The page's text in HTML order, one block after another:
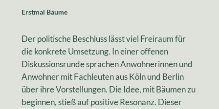
Erstmal Bäume
Der politische Beschluss lässt viel Freiraum für
die konkrete Umsetzung. In einer offenen
Diskussionsrunde sprachen Anwohnerinnen und
Anwohner mit Fachleuten aus Köln und Berlin
über ihre Vorstellungen. Die Idee, mit Bäumen zu
beginnen, stieß auf positive Resonanz. Dieser